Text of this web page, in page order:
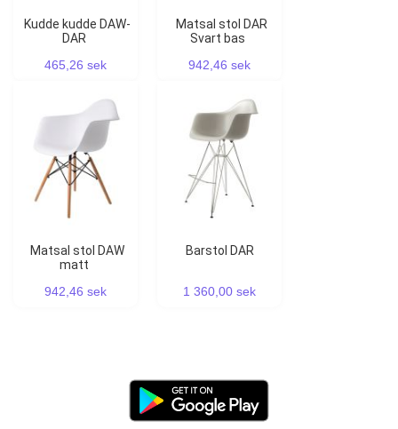
Kudde kudde DAW-
DAR
465,26 sek
Matsal stol DAR
Svart bas
942,46 sek
Matsal stol DAW
matt
942,46 sek
Barstol DAR
1 360,00 sek